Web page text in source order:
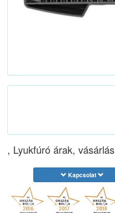
, Lyukfúró árak, vásárlás
Kapcsolat